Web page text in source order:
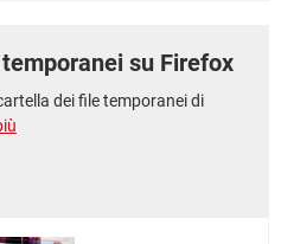
su Firefox
dei file temporanei di